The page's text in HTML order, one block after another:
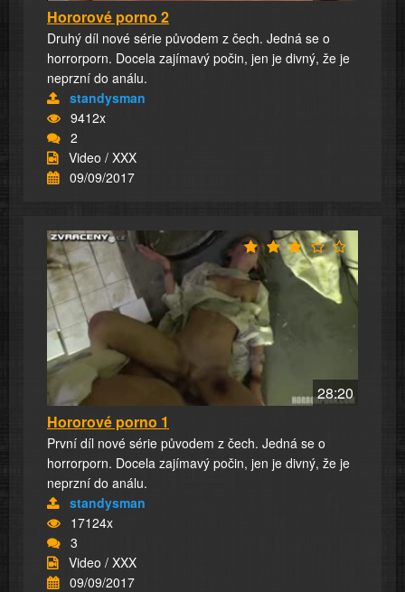
Hororové porno 2
Druhý díl nové série původem z čech. Jedná se o
horrorporn. Docela zajímavý počin, jen je divný, že je
neprzní do análu.
standysman
9412x
2
Video / XXX
09/09/2017
28:20
Hororové porno 1
První díl nové série původem z čech. Jedná se o
horrorporn. Docela zajímavý počin, jen je divný, že je
neprzní do análu.
standysman
17124x
3
Video / XXX
09/09/2017